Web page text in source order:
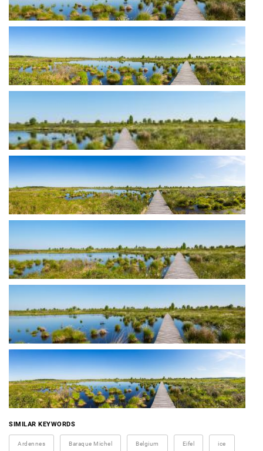
SIMILAR KEYWORDS
Ardennes Baraque Michel Belgium Eifel ice